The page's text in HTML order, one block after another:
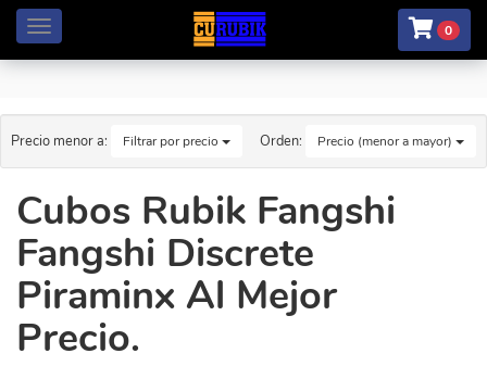
Menú 0
Precio menor a: Filtrar por precio Orden: Precio (menor a mayor)
Cubos Rubik Fangshi
Fangshi Discrete
Piraminx Al Mejor
Precio.